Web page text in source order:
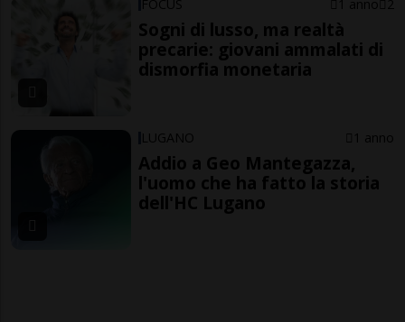
FOCUS 1 anno 2
Sogni di lusso, ma realtà
precarie: giovani ammalati di
dismorfia monetaria
LUGANO 1 anno
Addio a Geo Mantegazza,
l'uomo che ha fatto la storia
dell'HC Lugano